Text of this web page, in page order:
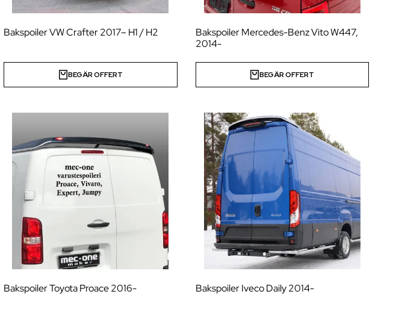
Bakspoiler VW Crafter 2017– H1 / H2
BEGÄR OFFERT
Bakspoiler Mercedes-Benz Vito W447,
2014-
BEGÄR OFFERT
Bakspoiler Toyota Proace 2016- Bakspoiler Iveco Daily 2014-